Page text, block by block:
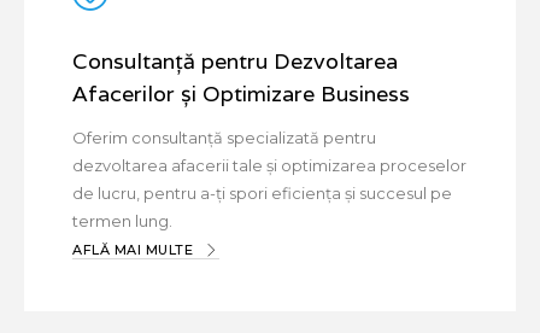
Consultanță pentru Dezvoltarea
Afacerilor și Optimizare Business
Oferim consultanță specializată pentru
dezvoltarea afacerii tale și optimizarea proceselor
de lucru, pentru a-ți spori eficiența și succesul pe
termen lung.
AFLĂ MAI MULTE